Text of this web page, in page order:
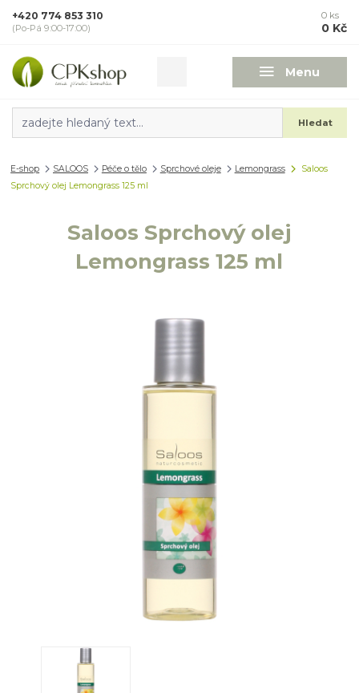
Menu
Hledat
+420 774 853 310
(Po-Pá 9:00-17:00)
0 ks
0 Kč
E-shop SALOOS Péče o tělo Sprchové oleje Lemongrass
Saloos
Sprchový olej Lemongrass 125 ml
Saloos Sprchový olej
Lemongrass 125 ml